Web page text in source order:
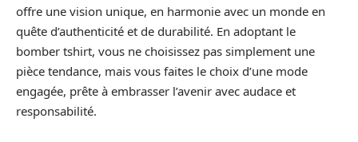
offre une vision unique, en harmonie avec un monde en
quête d’authenticité et de durabilité. En adoptant le
bomber tshirt, vous ne choisissez pas simplement une
pièce tendance, mais vous faites le choix d’une mode
engagée, prête à embrasser l’avenir avec audace et
responsabilité.